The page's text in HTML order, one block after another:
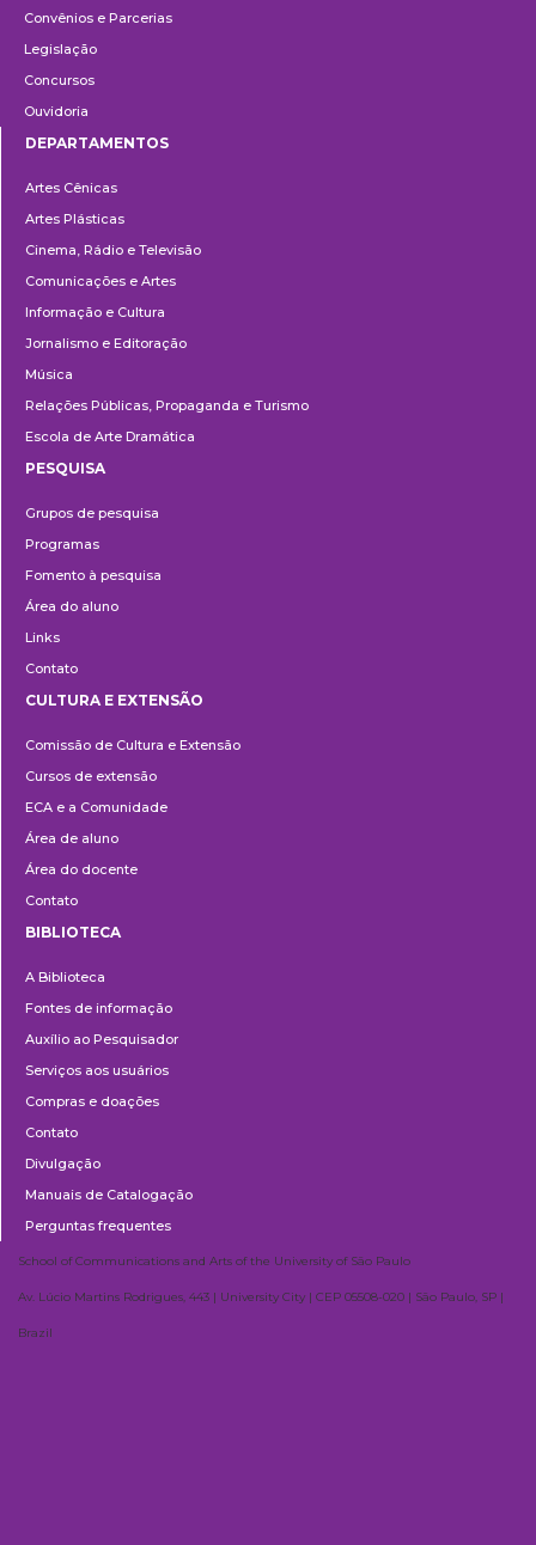
Convênios e Parcerias
Legislação
Concursos
Ouvidoria
DEPARTAMENTOS
Artes Cênicas
Artes Plásticas
Cinema, Rádio e Televisão
Comunicações e Artes
Informação e Cultura
Jornalismo e Editoração
Música
Relações Públicas, Propaganda e Turismo
Escola de Arte Dramática
PESQUISA
Grupos de pesquisa
Programas
Fomento à pesquisa
Área do aluno
Links
Contato
e
Extensão
CULTURA E EXTENSÃO
Comissão de Cultura e Extensão
Cursos de extensão
ECA e a Comunidade
Área de aluno
Área do docente
Contato
BIBLIOTECA
A Biblioteca
Fontes de informação
Auxílio ao Pesquisador
Serviços aos usuários
Compras e doações
Contato
Divulgação
Manuais de Catalogação
Perguntas frequentes
School of Communications and Arts of the University of São Paulo
Av. Lúcio Martins Rodrigues, 443 | University City | CEP 05508-020 | São Paulo, SP |
Brazil